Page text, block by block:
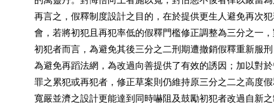
再言之，假釋制度設計之目的，在於提供更生人避免再次
會，若將初犯且再犯率低的假釋門檻修正調整為三分之一
初犯者而言，為避免其後三分之二刑期遭撤銷假釋重新服
為避免再蹈法網，為改過向善提供了有效的誘因；加以對
罪之累犯或再犯者，修正草案則仍維持原三分之二之高度
寬嚴並濟之設計更能達到同時嚇阻及鼓勵初犯者改過自新